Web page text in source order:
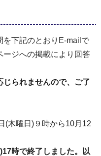
下記のとおりE-mailで
ージへの掲載により回答
られませんので、ご了
(木曜日)９時から10月12
時で終了しました。以